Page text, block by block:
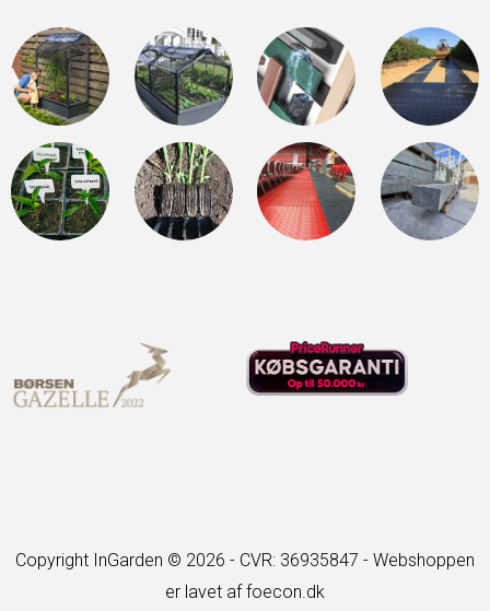
Copyright InGarden © 2026 - CVR: 36935847 - Webshoppen
er lavet af foecon.dk